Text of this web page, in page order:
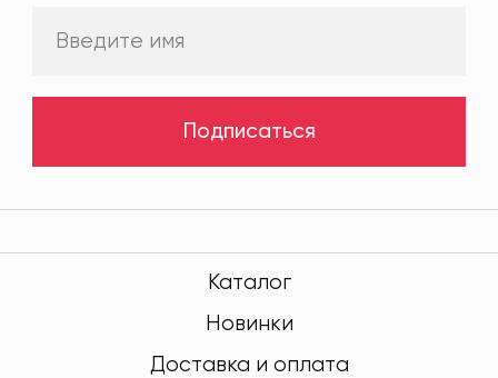
Подписаться
Каталог
Новинки
Доставка и оплата